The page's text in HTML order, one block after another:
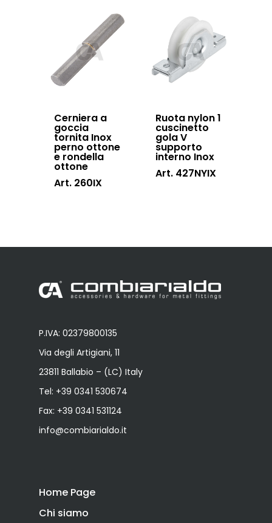
Cerniera a
goccia
tornita Inox
perno ottone
e rondella
ottone
Art. 260IX
Ruota nylon 1
cuscinetto
gola V
supporto
interno Inox
Art. 427NYIX
P.IVA: 02379800135
Via degli Artigiani, 11
23811 Ballabio – (LC) Italy
Tel: +39 0341 530674
Fax: +39 0341 531124
info@combiarialdo.it
Home Page
Chi siamo